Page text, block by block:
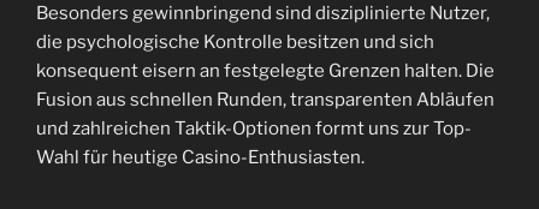
Besonders gewinnbringend sind disziplinierte Nutzer,
die psychologische Kontrolle besitzen und sich
konsequent eisern an festgelegte Grenzen halten. Die
Fusion aus schnellen Runden, transparenten Abläufen
und zahlreichen Taktik-Optionen formt uns zur Top-
Wahl für heutige Casino-Enthusiasten.